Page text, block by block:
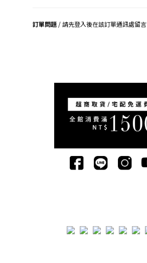
訂單問題 / 請先登入後在該訂單通訊處留言